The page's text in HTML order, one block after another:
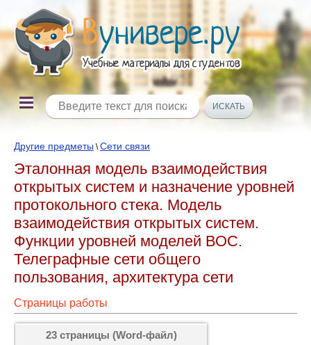
Другие предметы \Сети связи
Эталонная модель взаимодействия
открытых систем и назначение уровней
протокольного стека. Модель
взаимодействия открытых систем.
Функции уровней моделей ВОС.
Телеграфные сети общего
пользования, архитектура сети
Страницы работы
23 страницы (Word-файл)